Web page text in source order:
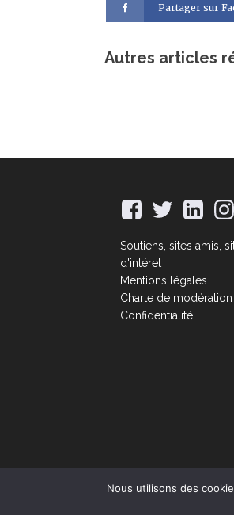
Partager sur
Autres articles
Soutiens, sites amis,
d'intéret
Mentions légales
Charte de modération
Confidentialité
Nous utilisons des